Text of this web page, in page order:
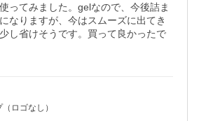
ってみました。gelなので、今後詰ま
なりますが、今はスムーズに出てき
し省けそうです。買って良かったで
ロゴなし）